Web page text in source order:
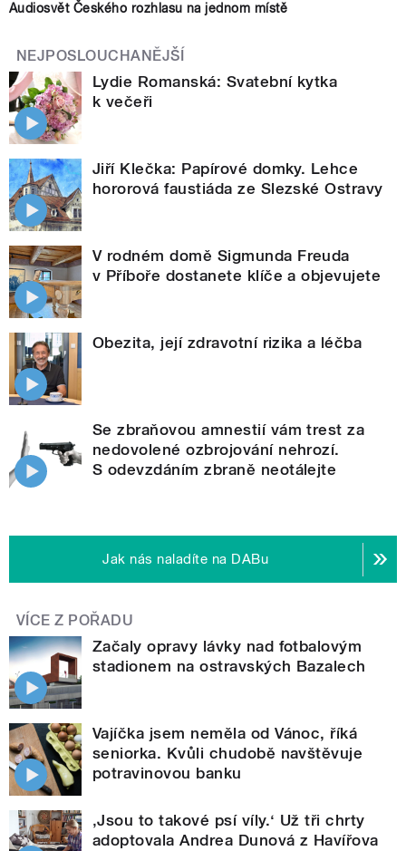
Audiosvět Českého rozhlasu na jednom místě
NEJPOSLOUCHANĚJŠÍ
Lydie Romanská: Svatební kytka
k večeři
Jiří Klečka: Papírové domky. Lehce
hororová faustiáda ze Slezské Ostravy
V rodném domě Sigmunda Freuda
v Příboře dostanete klíče a objevujete
Obezita, její zdravotní rizika a léčba
Se zbraňovou amnestií vám trest za
nedovolené ozbrojování nehrozí.
S odevzdáním zbraně neotálejte
Jak nás naladíte na DABu
VÍCE Z POŘADU
Začaly opravy lávky nad fotbalovým
stadionem na ostravských Bazalech
Vajíčka jsem neměla od Vánoc, říká
seniorka. Kvůli chudobě navštěvuje
potravinovou banku
‚Jsou to takové psí víly.‘ Už tři chrty
adoptovala Andrea Dunová z Havířova